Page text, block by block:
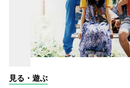
見る・遊ぶ